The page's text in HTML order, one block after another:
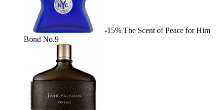
-15% The Scent of Peace for Him
Bond No.9